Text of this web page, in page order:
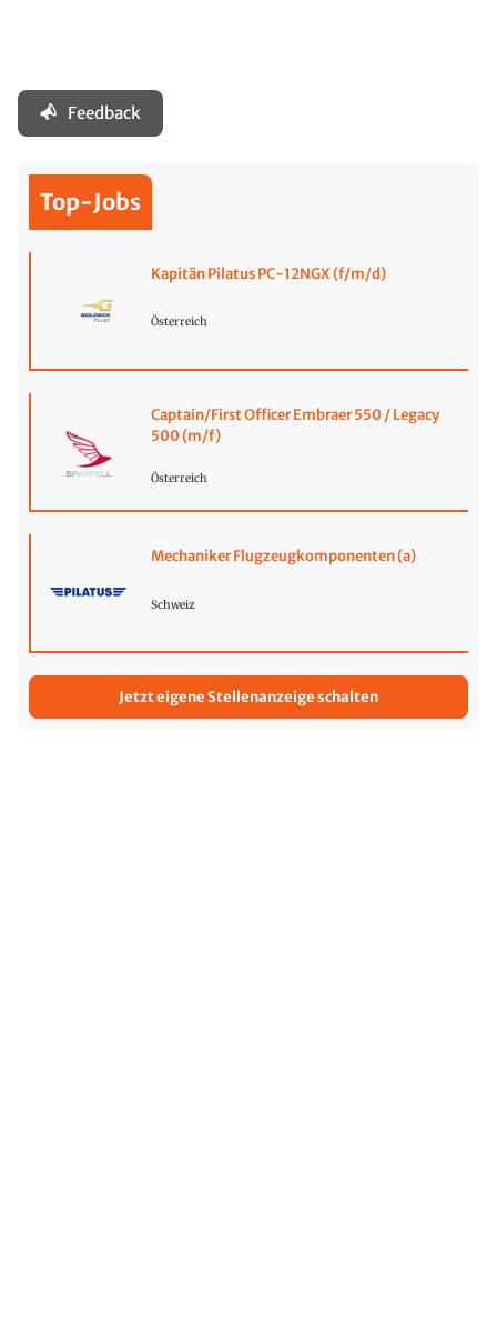
Feedback
Top-Jobs
Kapitän Pilatus PC-12NGX (f/m/d)
Österreich
Captain/First Officer Embraer 550 / Legacy
500 (m/f)
Österreich
Mechaniker Flugzeugkomponenten (a)
Schweiz
Jetzt eigene Stellenanzeige schalten